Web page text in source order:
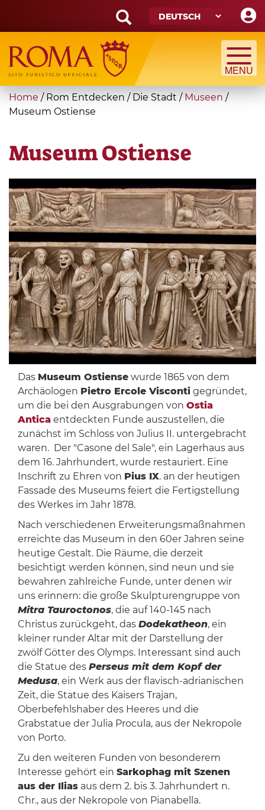
main
content
Search
form
Suche
You
are
Home / Rom Entdecken / Die Stadt / Museen /
Museum Ostiense
Museum Ostiense
Das Museum Ostiensewurde 1865 von dem
Archäologen Pietro Ercole Viscontigegründet,
um die bei den Ausgrabungen von Ostia
Anticaentdeckten Funde auszustellen, die
zunächst im Schloss von Julius II. untergebracht
waren. Der "Casone del Sale", ein Lagerhaus aus
dem 16. Jahrhundert, wurde restauriert. Eine
Inschrift zu Ehren von Pius IX. an der heutigen
Fassade des Museums feiert die Fertigstellung
des Werkes im Jahr 1878.
Nach verschiedenen Erweiterungsmaßnahmen
erreichte das Museum in den 60er Jahren seine
heutige Gestalt. Die Räume, die derzeit
besichtigt werden können, sind neun und sie
bewahren zahlreiche Funde, unter denen wir
uns erinnern: die große Skulpturengruppe von
Mitra Tauroctonos, die auf 140-145 nach
Christus zurückgeht, das Dodekatheon, ein
kleiner runder Altar mit der Darstellung der
zwölf Götter des Olymps. Interessant sind auch
die Statue des Perseus mit dem Kopf der
Medusa, ein Werk aus der flavisch-adrianischen
Zeit, die Statue des Kaisers Trajan,
Oberbefehlshaber des Heeres und die
Grabstatue der Julia Procula, aus der Nekropole
von Porto.
Zu den weiteren Funden von besonderem
Interesse gehört ein Sarkophag mit Szenen
aus der Iliasaus dem 2. bis 3. Jahrhundert n.
Chr., aus der Nekropole von Pianabella.